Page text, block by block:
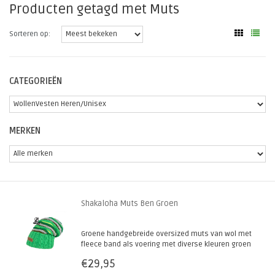
Producten getagd met Muts
Sorteren op:
CATEGORIEËN
MERKEN
Shakaloha Muts Ben Groen
Groene handgebreide oversized muts van wol met
fleece band als voering met diverse kleuren groen
in Nepal! Ook verkrijgbaar in diverse andere
€29,95